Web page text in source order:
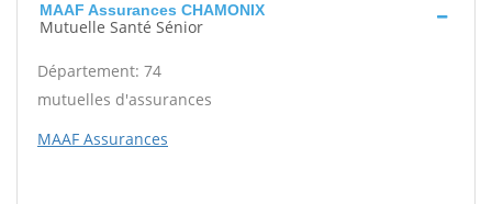
MAAF Assurances CHAMONIX
Mutuelle Santé Sénior
Département: 74
mutuelles d'assurances
MAAF Assurances